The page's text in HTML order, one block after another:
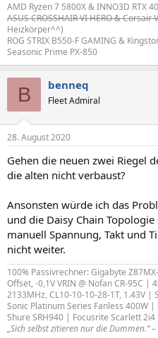
AMD Ryzen 7 5800X & INNO3D RTX
ASUS CROSSHAIR VI HERO &
Heizkörper^^)
ROG STRIX B550-F GAMING &
Seasonic Prime PX-850
B benneq
Fleet Admiral
28. August 2020
Gehen die neuen zwei Riegel
die alten nicht verbaust?
Ansonsten würde ich das
und die Daisy Chain
manuell Spannung, Takt und
nicht weiter.
100% Passivrechner: Gigabyte
Offset, -0,1V VRIN @ Nofan CR-95C |
2133MHz, CL10-10-10-28-1T, 1.43V |
Sonic Platinum Series Fanless 400W
Shure SRH940 | Focusrite Scarlett 2i4
„Sich selbst zitieren nur die Dummen.“